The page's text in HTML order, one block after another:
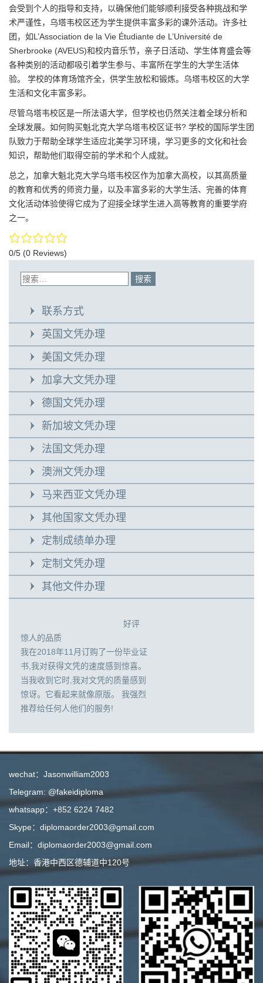
会受到个人的指导和支持，以确保他们能够顺利接受各种挑战和学
术严谨性，乌塔韦校区还为学生提供丰富多彩的课外活动。许多社
团，如L’Association de la Vie Étudiante de L’Université de
Sherbrooke (AVEUS)和校内音乐节，亲子日活动、学生体育盛会等
各种类别的活动都吸引着学生参与、丰富所在学生的大学生活体
验。 学校的体育场馆齐全，供学生放松和锻炼。乌塔韦校区的大学
生活和文化丰富多彩。
尽管乌塔韦校区是一所法语大学，但学校也仍然关注着全球分析和
全球发展。如何购买魁北克大学乌塔韦校区证书? 学校的国际学生团
队致力于帮助全球学生适应北美学习环境，学习更多的文化和社会
知识，帮助他们取得空前的学术和个人成就。
总之，加拿大魁北克大学乌塔韦校区作为加拿大高校，以其高质量
的教育和优秀的师资力量，以及丰富多彩的大学生活、完善的体育
文化活动体验使得它成为了迎接全球学生进入高等教育的重要学府
之一。
0/5 (0 Reviews)
联系方式
英国文凭办理
美国文凭办理
加拿大文凭办理
德国文凭办理
新加坡文凭办理
法国文凭办理
澳洲文凭办理
马来西亚文凭办理
其他国家文凭办理
定制成绩单办理
定制文凭办理
其他文件办理
好评
惊人的品质
我在2018年11月订购了一份毕业证
书,我对获得文凭的速度感到惊喜。
当我收到它时,我对文凭的质量感到
惊讶。它看起来就像原版。 我强烈
推荐给任何人他们的服务!
wechat：Jasonwilliam2003
Telegram: @fakeidiploma
whatsapp：+852 6224 7482
Skype：diplomaorder2003@gmail.com
Email：diplomaorder2003@gmail.com
地址：香港中西区德辅道中120号